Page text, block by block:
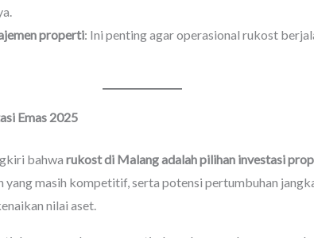
properti: Ini penting agar operasional rukost
Emas 2025
bahwa rukost di Malang adalah pilihan investasi
masih kompetitif, serta potensi pertumbuhan
nilai aset.